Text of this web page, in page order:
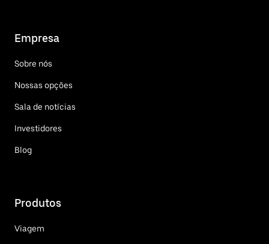
Empresa
Sobre nós
Nossas opções
Sala de notícias
Investidores
Blog
Produtos
Viagem